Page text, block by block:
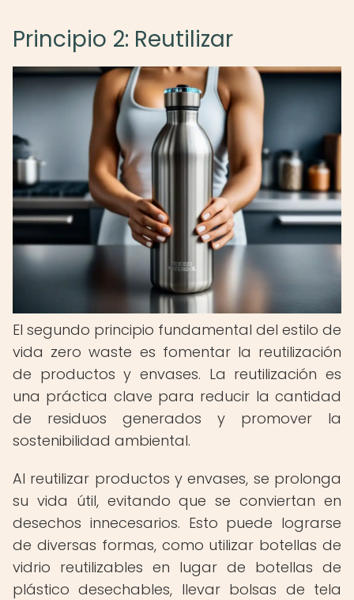
Principio 2: Reutilizar
El segundo principio fundamental del estilo de
vida zero waste es fomentar la reutilización
de productos y envases. La reutilización es
una práctica clave para reducir la cantidad
de residuos generados y promover la
sostenibilidad ambiental.
Al reutilizar productos y envases, se prolonga
su vida útil, evitando que se conviertan en
desechos innecesarios. Esto puede lograrse
de diversas formas, como utilizar botellas de
vidrio reutilizables en lugar de botellas de
plástico desechables, llevar bolsas de tela